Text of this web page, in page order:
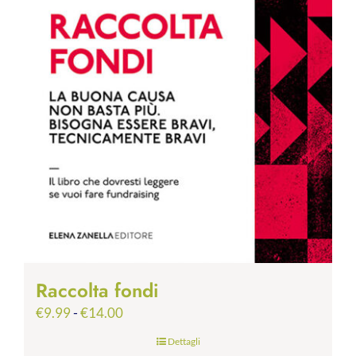
Raccolta fondi
€9.99-€14.00Fascia
prezzo:
Dettagli